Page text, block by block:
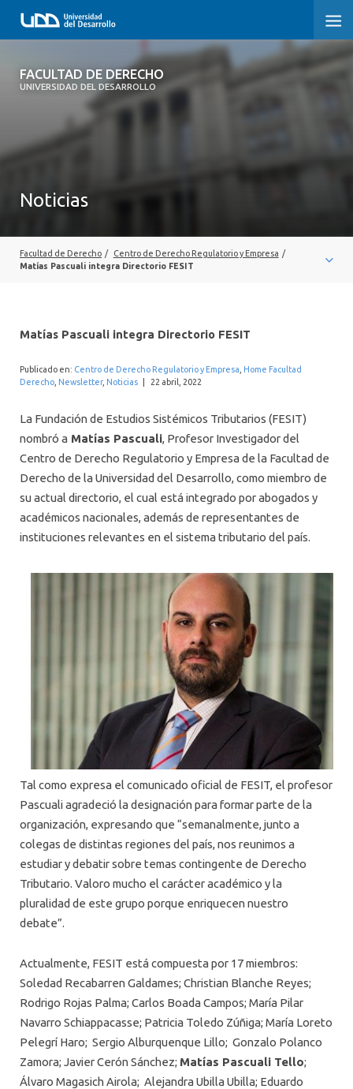
FACULTAD DE DERECHO
UNIVERSIDAD DEL DESARROLLO
FACULTAD DE DERECHO
SOBRE LA FACULTAD
PROFESORES
Noticias
Facultad de Derecho / Centro de Derecho Regulatorio y Empresa /
Matías Pascuali integra Directorio FESIT
Matías Pascuali integra Directorio FESIT
Publicado en: Centro de Derecho Regulatorio y Empresa Home Facultad
Derecho Newsletter, Noticias 22 abril, 2022
La Fundación de Estudios Sistémicos Tributarios (FESIT)
nombró a Matías Pascuali, Profesor Investigador del
Centro de Derecho Regulatorio y Empresa de la Facultad de
Derecho de la Universidad del Desarrollo, como miembro de
su actual directorio, el cual está integrado por abogados y
académicos nacionales, además de representantes de
instituciones relevantes en el sistema tributario del país.
Tal como expresa el comunicado oficial de FESIT, el profesor
Pascuali agradeció la designación para formar parte de la
organización, expresando que “semanalmente, junto a
colegas de distintas regiones del país, nos reunimos a
estudiar y debatir sobre temas contingente de Derecho
Tributario. Valoro mucho el carácter académico y la
pluralidad de este grupo porque enriquecen nuestro
debate”.
Actualmente, FESIT está compuesta por 17 miembros:
Soledad Recabarren Galdames; Christian Blanche Reyes;
Rodrigo Rojas Palma; Carlos Boada Campos; María Pilar
Navarro Schiappacasse; Patricia Toledo Zúñiga; María Loreto
Pelegrí Haro; Sergio Alburquenque Lillo; Gonzalo Polanco
Zamora; Javier Cerón Sánchez; Matías Pascuali Tello;
Álvaro Magasich Airola; Alejandra Ubilla Ubilla; Eduardo